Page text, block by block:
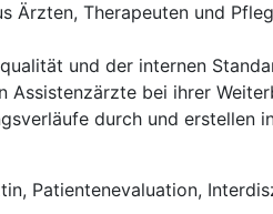
Ärzten, Therapeuten und
und der internen
bei ihrer
durch und erstellen
Patientenevaluation,